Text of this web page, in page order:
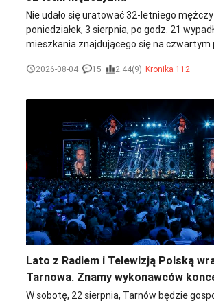
Nie udało się uratować 32-letniego
poniedziałek, 3 sierpnia, po godz. 21
mieszkania znajdującego się na czwartym
przy ul. Bohaterów Westerplatte w
2026-08-04 15 2.44(9) Kronika 112
Lato z Radiem i Telewizją Polską
Tarnowa. Znamy wykonawców
W sobotę, 22 sierpnia, Tarnów będzie